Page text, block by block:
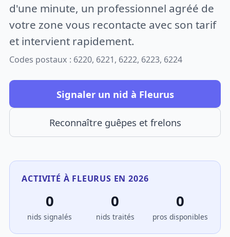
d'une minute, un professionnel agréé de
votre zone vous recontacte avec son tarif
et intervient rapidement.
Codes postaux : 6220, 6221, 6222, 6223, 6224
Signaler un nid à Fleurus
Reconnaître guêpes et frelons
ACTIVITÉ À FLEURUS EN 2026
0
nids signalés
0
nids traités
0
pros disponibles